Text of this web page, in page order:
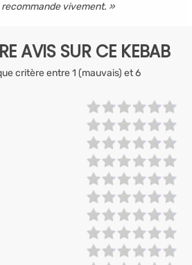
vivement.
AVIS SUR CE KEBAB
critère entre 1 (mauvais) et 6